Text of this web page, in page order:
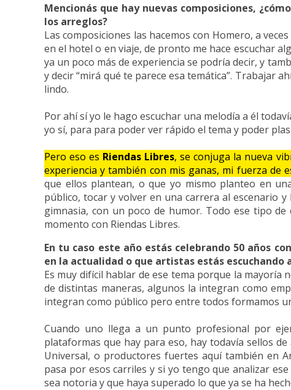
Mencionás que hay nuevas composiciones,
los arreglos?
Las composiciones las hacemos con Homero, a
en el hotel o en viaje, de pronto me hace escuchar
ya un poco más de experiencia se podría decir, y
y decir “mirá qué te parece esa temática”. Trabajar
lindo.
Por ahí sí yo le hago escuchar una melodía a él
yo sí, para para poder ver rápido el tema y poder
Pero eso es Riendas Libres, se conjuga la nueva
experiencia y también con mis ganas, mi fuerza de
que ellos plantean, o que yo mismo planteo en
público, tocar y volver en una carrera al escenario
gimnasia, con un poco de humor. Todo ese tipo
momento con Riendas Libres.
En tu caso este año estás celebrando 50 años
en la actualidad o que artistas estás escuchando
Es muy difícil hablar de ese tema porque la mayoría
de distintas maneras, algunos la integran como
integran como público pero entre todos formamos
Cuando uno llega a un punto profesional por
plataformas que hay para eso, hay todavía sellos
Universal, o productores fuertes aquí también en
pasa por esos carriles y si yo tengo que analizar
sea notoria y que haya superado lo que ya se ha